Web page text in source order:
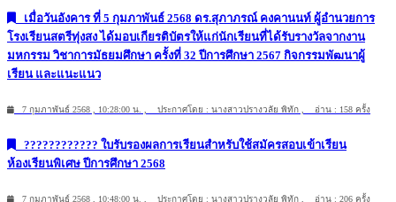
เมื่อวันอังคาร ที่ 5 กุมภาพันธ์ 2568 ดร.สุภาภรณ์ คงคานนท์ ผู้อำนวยการ
โรงเรียนสตรีทุ่งสง ได้มอบเกียรติบัตรให้แก่นักเรียนที่ได้รับรางวัลจากงาน
มหกรรม วิชาการมัธยมศึกษา ครั้งที่ 32 ปีการศึกษา 2567 กิจกรรมพัฒนาผู้
เรียน และแนะแนว
7 กุมภาพันธ์ 2568 , 10:28:00 น. , ประกาศโดย : นางสาวปรางวลัย พิทัก , อ่าน : 158 ครั้ง
???????????? ใบรับรองผลการเรียนสำหรับใช้สมัครสอบเข้าเรียน
ห้องเรียนพิเศษ ปีการศึกษา 2568
7 กุมภาพันธ์ 2568 , 10:48:00 น. , ประกาศโดย : นางสาวปรางวลัย พิทัก , อ่าน : 206 ครั้ง